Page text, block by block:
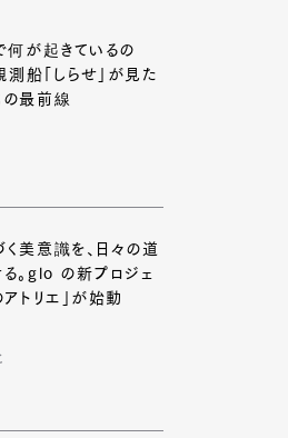
何が起きているの
船「しらせ」が見た
最前線
美意識を、日々の道
。glo の新プロジェ
アトリエ」が始動